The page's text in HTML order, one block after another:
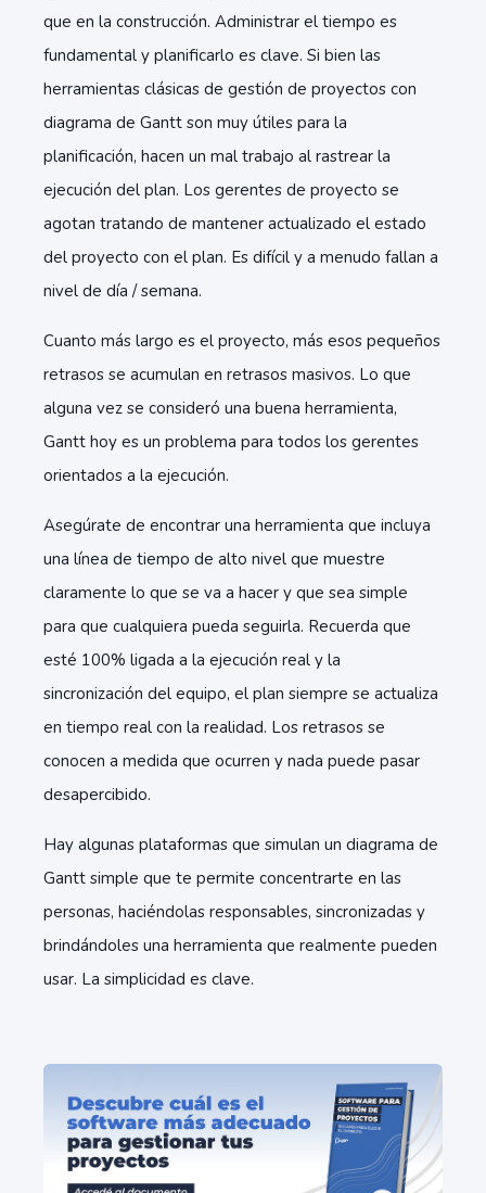
que en la construcción. Administrar el tiempo es
fundamental y planificarlo es clave. Si bien las
herramientas clásicas de gestión de proyectos con
diagrama de Gantt son muy útiles para la
planificación, hacen un mal trabajo al rastrear la
ejecución del plan. Los gerentes de proyecto se
agotan tratando de mantener actualizado el estado
del proyecto con el plan. Es difícil y a menudo fallan a
nivel de día / semana.
Cuanto más largo es el proyecto, más esos pequeños
retrasos se acumulan en retrasos masivos. Lo que
alguna vez se consideró una buena herramienta,
Gantt hoy es un problema para todos los gerentes
orientados a la ejecución.
Asegúrate de encontrar una herramienta que incluya
una línea de tiempo de alto nivel que muestre
claramente lo que se va a hacer y que sea simple
para que cualquiera pueda seguirla. Recuerda que
esté 100% ligada a la ejecución real y la
sincronización del equipo, el plan siempre se actualiza
en tiempo real con la realidad. Los retrasos se
conocen a medida que ocurren y nada puede pasar
desapercibido.
Hay algunas plataformas que simulan un diagrama de
Gantt simple que te permite concentrarte en las
personas, haciéndolas responsables, sincronizadas y
brindándoles una herramienta que realmente pueden
usar. La simplicidad es clave.